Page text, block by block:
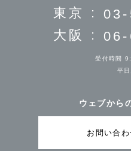
東京 :
大阪 :
受付時間
平
ウェブから
お問い合